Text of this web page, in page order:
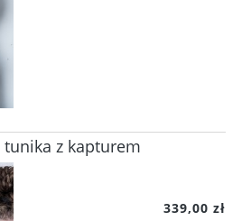
z kapturem
339,00 zł